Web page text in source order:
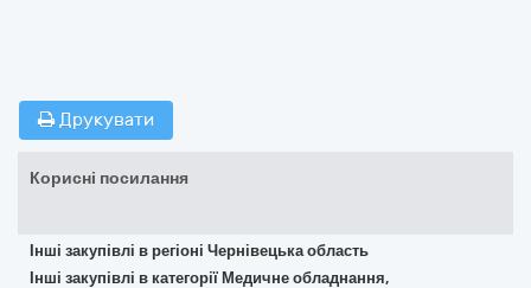
Друкувати
Корисні посилання
Інші закупівлі в регіоні Чернівецька область
Інші закупівлі в категорії Медичне обладнання,